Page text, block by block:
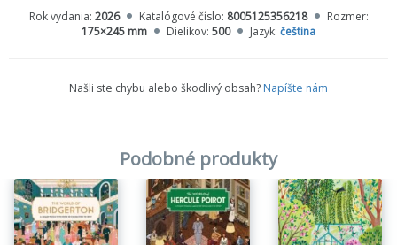
Rok vydania: 2026 Katalógové číslo: 8005125356218
Rozmer:
175×245 mm
Dielikov: 500 Jazyk: čeština
Našli ste chybu alebo škodlivý obsah? Napíšte nám
Podobné produkty